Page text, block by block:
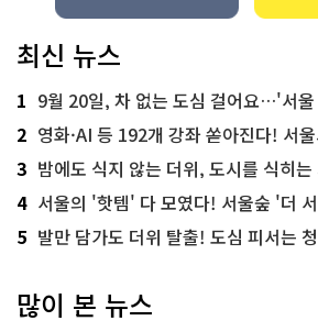
최신 뉴스
1 9월 20일, 차 없는 도심 걸어요…'서울 걷자
2 영화·AI 등 192개 강좌 쏟아진다! 서
3 밤에도 식지 않는 더위, 도시를 식히
4 서울의 '핫템' 다 모였다! 서울숲 '더 서울
5 발만 담가도 더위 탈출! 도심 피서는
많이 본 뉴스